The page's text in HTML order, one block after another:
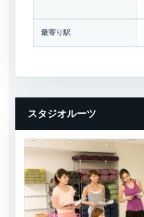
最寄り駅
スタジオルーツ